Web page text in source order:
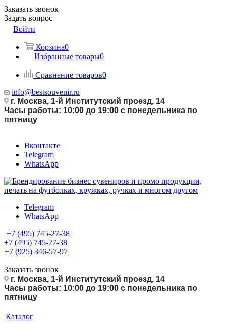
Заказать звонок
Задать вопрос
Войти
Корзина0
Избранные товары0
Сравнение товаров0
info@bestsouvenir.ru
г. Москва, 1-й Институтский проезд, 14
Часы работы: 10:00 до 19:00 с понедельника по
пятницу
Вконтакте
Telegram
WhatsApp
Telegram
WhatsApp
+7 (495) 745-27-38
+7 (495) 745-27-38
+7 (925) 346-57-97
Заказать звонок
г. Москва, 1-й Институтский проезд, 14
Часы работы: 10:00 до 19:00 с понедельника по
пятницу
Каталог